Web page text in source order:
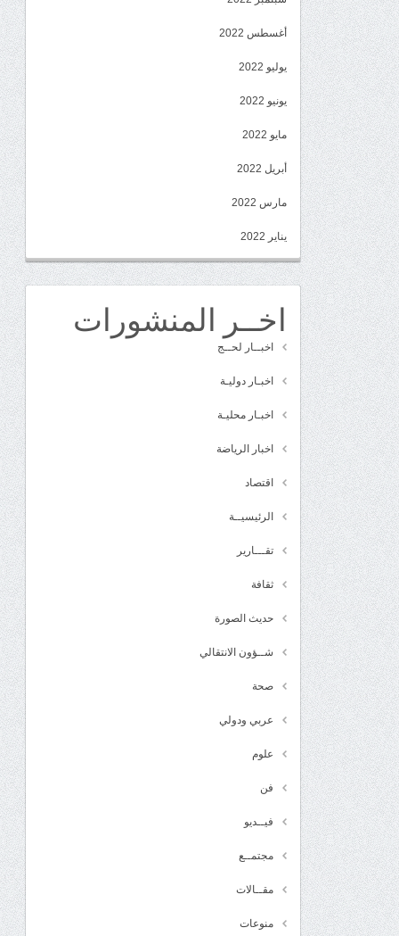
أغسطس 2022
يوليو 2022
يونيو 2022
مايو 2022
أبريل 2022
مارس 2022
يناير 2022
اخــر المنشورات
اخبــار لحــج
اخبـار دوليـة
اخبـار محليـة
اخبار الرياضة
اقتصاد
الرئيسيــة
تقـــارير
ثقافة
حديث الصورة
شــؤون الانتقالي
صحة
عربي ودولي
علوم
فن
فيــديو
مجتمــع
مقــالات
منوعات